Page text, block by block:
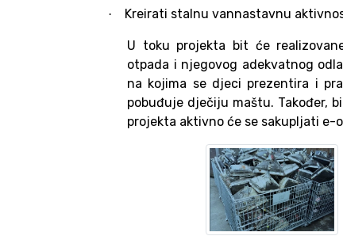
· Kreirati stalnu vannastavnu
U toku projekta bit će
otpada i njegovog adekvatnog
na kojima se djeci prezentira i
pobuđuje dječiju maštu. Također,
projekta aktivno će se sakupljati e-